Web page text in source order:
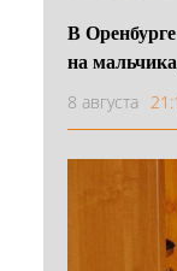
В
на
8 августа